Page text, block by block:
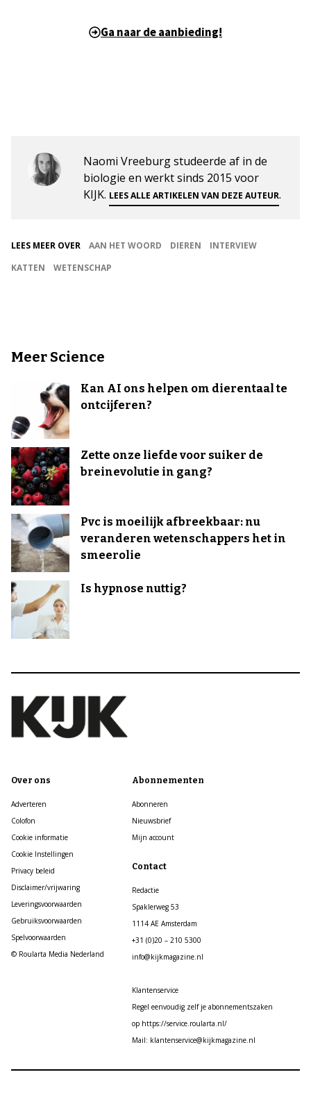
Ga naar de aanbieding!
Naomi Vreeburg studeerde af in de
biologie en werkt sinds 2015 voor
KIJK. LEES ALLE ARTIKELEN VAN DEZE AUTEUR.
LEES MEER OVER AAN HET WOORD DIEREN
INTERVIEW
KATTEN
WETENSCHAP
Meer Science
Kan AI ons helpen om dierentaal te
ontcijferen?
Zette onze liefde voor suiker de
breinevolutie in gang?
Pvc is moeilijk afbreekbaar: nu
veranderen wetenschappers het in
smeerolie
Is hypnose nuttig?
Over ons
Adverteren
Colofon
Cookie informatie
Cookie Instellingen
Privacy beleid
Disclaimer/vrijwaring
Leveringsvoorwaarden
Gebruiksvoorwaarden
Spelvoorwaarden
© Roularta Media Nederland
Abonnementen
Abonneren
Nieuwsbrief
Mijn account
Contact
Redactie
Spaklerweg 53
1114 AE Amsterdam
+31 (0)20 – 210 5300
info@kijkmagazine.nl
Klantenservice
Regel eenvoudig zelf je abonnementszaken
op https://service.roularta.nl/
Mail: klantenservice@kijkmagazine.nl